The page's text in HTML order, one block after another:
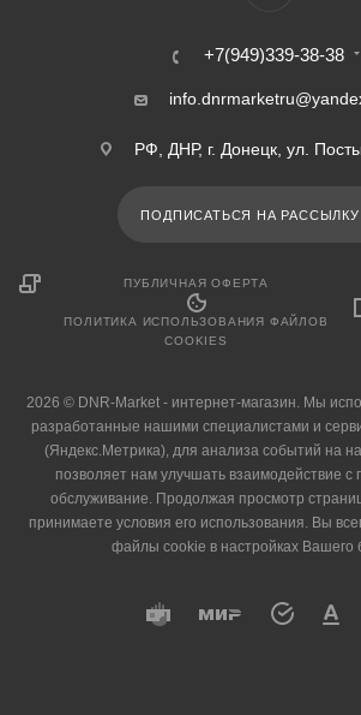
+7(949)339-38-38
РФ, ДНР, г. Донецк, ул.
ПОДПИСАТЬСЯ НА РАССЫЛКУ
ПУБЛИЧНАЯ ОФЕРТА
ПОЛИТИКА ИСПОЛЬЗОВАНИЯ ФАЙЛОВ
COOKIES
2026 © DNR-Market - интернет-магазин. Мы
разработанные нашими специалистами и
(Яндекс.Метрика), для анализа событий на
позволяет нам улучшать взаимодействие с
обслуживание. Продолжая просмотр
принимаете условия его использования. Вы
файлы cookie в настройках Вашего